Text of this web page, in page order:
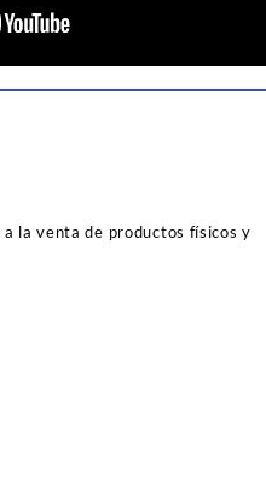
la venta de productos físicos y